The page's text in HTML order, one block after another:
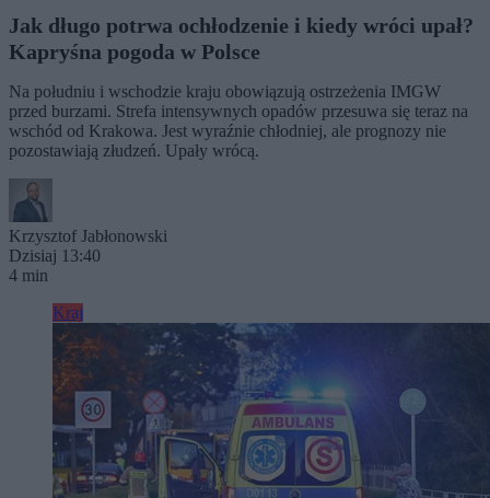
Jak długo potrwa ochłodzenie i kiedy wróci upał?
Kapryśna pogoda w Polsce
Na południu i wschodzie kraju obowiązują ostrzeżenia IMGW
przed burzami. Strefa intensywnych opadów przesuwa się teraz na
wschód od Krakowa. Jest wyraźnie chłodniej, ale prognozy nie
pozostawiają złudzeń. Upały wrócą.
Krzysztof Jabłonowski
Dzisiaj 13:40
4 min
Kraj